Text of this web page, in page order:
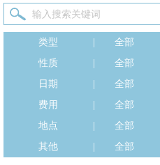
类型
全部
性质
全部
日期
全部
费用
全部
地点
全部
其他
全部